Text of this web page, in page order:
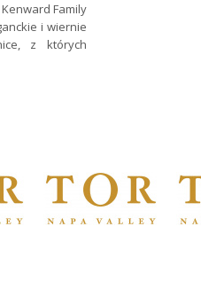
Family
i wiernie
z których